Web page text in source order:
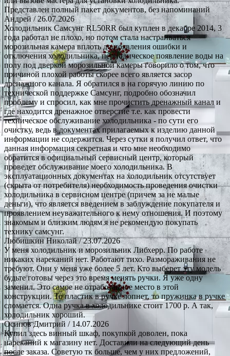
Представлен полный пакет документов, без напоминаний
Андрей/ 26.07.2026
Холодильник Самсунг RL50RR был куплен в декабре 2014, 3
года работал не плохо, но потом стала настраиваться
морозильная камера вплоть до появления ошибки и
отключения холодильника, периодическое появление воды на
полу под дверкой морозильной камеры говорило о том, что
причиной плохой работы скорее всего является засор
дренажного канала. Я обратился в на горячую линию по
технической поддержке Самсунг, подробно обозначил
проблему и спросил, как мне прочистить дренажный канал и
где находится дренажное отверстие т.е. как провести
техническое обслуживание холодильника - по сути его
очистку, ведь в документах прилагаемых к изделию данной
информации не содержится. Через сутки я получил ответ, что
данная информация секретная и что мне необходимо
обратится в официальный сервисный центр, который
проведет обслуживание моего холодильника. В
эксплуатационных документах на холодильник отсутствует
(скрыта от потребителя) необходимость проведения очистки
холодильника в сервисном центре (причем за не малые
деньги), что является введением в заблуждение покупателя и
проявлением неуважительного к нему отношения. И поэтому
знакомым и близким людям я не рекомендую покупать
технику самсунг.
Любишкин Николай/ 23.07.2026
У меня холодильник и морозильник Либхерр. По работе
никаких нареканий нет. Работают тихо. Размораживания не
требуют. Они у меня уже более 5 лет. Кто выберет эту модель
будьте готовы через это время менять ручки. Я уже одну
заменил. Это самое не отработанное место в этой
конструкции. То пластик в ручке лопнет, то пружинка в ручке
сломается. Одна ручка в холодильнике стоит 1700 р. А так,
холодильник хороший.
Осипов Дмитрий / 14.07.2026
Купил здесь винный шкаф, покупкой доволен, пока
нареканий к магазину нет. Доставили на следующий день
после заказа. Советую тк больше, чем у них предложений,